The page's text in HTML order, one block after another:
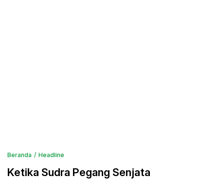
Beranda Headline
Ketika Sudra Pegang Senjata